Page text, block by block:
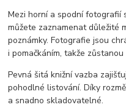
Mezi horní a spodní fotografií
můžete zaznamenat důležité
poznámky. Fotografie jsou
i pomačkáním, takže
Pevná šitá knižní vazba
pohodlné listování. Díky
a snadno skladovatelné.